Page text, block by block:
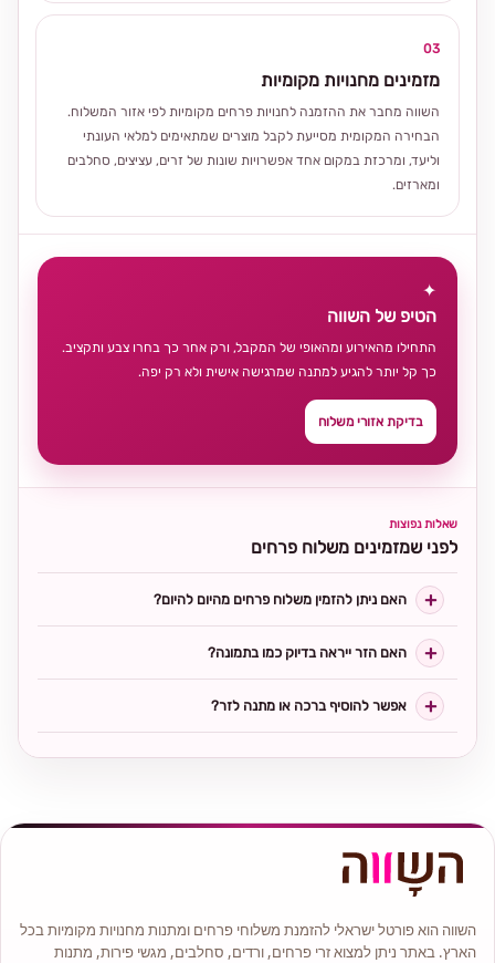
03
מזמינים מחנויות מקומיות
השווה מחבר את ההזמנה לחנויות פרחים מקומיות לפי אזור המשלוח.
הבחירה המקומית מסייעת לקבל מוצרים שמתאימים למלאי העונתי
וליעד, ומרכזת במקום אחד אפשרויות שונות של זרים, עציצים, סחלבים
ומארזים.
✦
הטיפ של השווה
התחילו מהאירוע ומהאופי של המקבל, ורק אחר כך בחרו צבע ותקציב.
כך קל יותר להגיע למתנה שמרגישה אישית ולא רק יפה.
בדיקת אזורי משלוח
שאלות נפוצות
לפני שמזמינים משלוח פרחים
האם ניתן להזמין משלוח פרחים מהיום להיום?
האם הזר ייראה בדיוק כמו בתמונה?
אפשר להוסיף ברכה או מתנה לזר?
השווה הוא פורטל ישראלי להזמנת משלוחי פרחים ומתנות מחנויות מקומיות בכל
הארץ. באתר ניתן למצוא זרי פרחים, ורדים, סחלבים, מגשי פירות, מתנות